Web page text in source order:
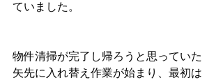
ていました。
物件清掃が完了し帰ろうと思っていた
矢先に入れ替え作業が始まり、最初は